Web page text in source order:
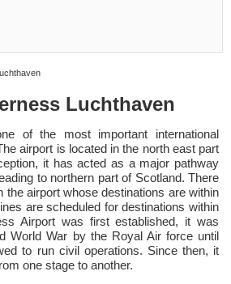
Luchthaven
of the most important international
airport is located in the north east part
it has acted as a major pathway
to northern part of Scotland. There
the airport whose destinations are within
are scheduled for destinations within
Airport was first established, it was
World War by the Royal Air force until
to run civil operations. Since then, it
one stage to another.